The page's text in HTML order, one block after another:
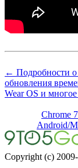
← Подробности о
обновления
Wear OS и
Chrome
Android/
Copyright (c)